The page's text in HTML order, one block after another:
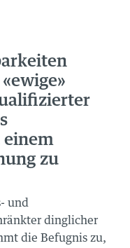
einem
zu
und
dinglicher
die Befugnis zu,